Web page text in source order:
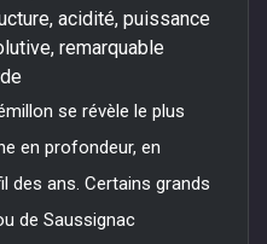
acidité, puissance
remarquable
se révèle le plus
en profondeur, en
des ans. Certains grands
de Saussignac